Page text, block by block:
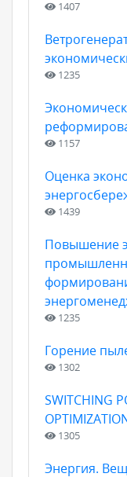
1407
1235
1157
Оценка
1439
Повышение
1235
Горение
1302
SWITCHING
1305
Энергия.